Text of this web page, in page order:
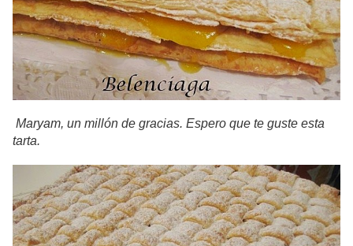
Maryam, un millón de gracias. Espero que te guste esta
tarta.